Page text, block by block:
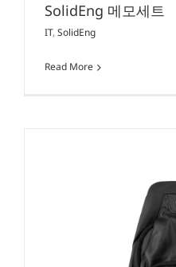
SolidEng 메모세트
IT, SolidEng
Read More